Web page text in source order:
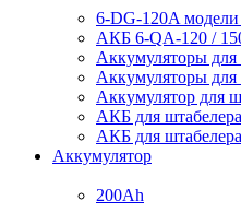
6-DG-120A
АКБ 6-QA-120 /
Аккумуляторы
Аккумуляторы для
Аккумулятор для
АКБ для
АКБ для
Аккумулятор
200Ah